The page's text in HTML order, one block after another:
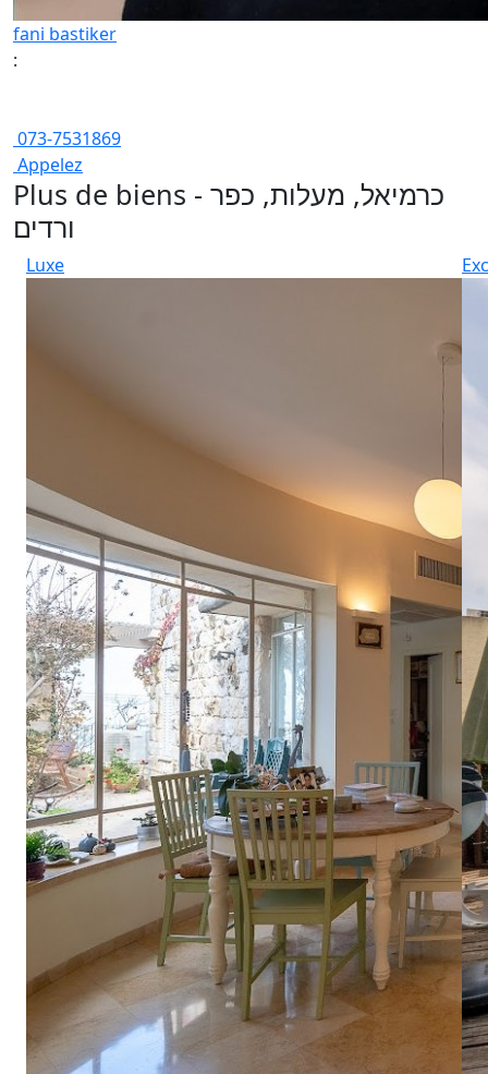
fani bastiker
:
073-7531869
Appelez
Plus de biens - כרמיאל, מעלות, כפר
ורדים
Luxe